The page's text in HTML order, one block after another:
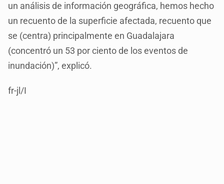
un análisis de información geográfica, hemos hecho
un recuento de la superficie afectada, recuento que
se (centra) principalmente en Guadalajara
(concentró un 53 por ciento de los eventos de
inundación)”, explicó.
fr-jl/I